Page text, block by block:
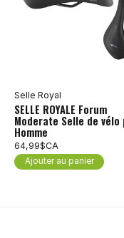
Selle Royal
SELLE ROYALE Forum
Moderate Selle de vélo
Homme
64,99$CA
Ajouter au panier